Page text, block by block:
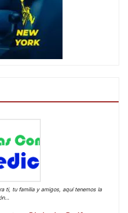
ti, tu familia y amigos, aquí tenemos la